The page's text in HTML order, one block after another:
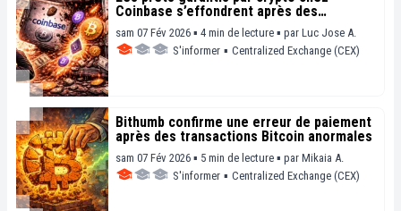
Coinbase s’effondrent après des
liquidations massives
sam 07 Fév 2026 ▪ 4 min de lecture ▪ par Luc Jose A.
S'informer ▪ Centralized Exchange (CEX)
Bithumb confirme une erreur de paiement
après des transactions Bitcoin anormales
sam 07 Fév 2026 ▪ 5 min de lecture ▪ par Mikaia A.
S'informer ▪ Centralized Exchange (CEX)